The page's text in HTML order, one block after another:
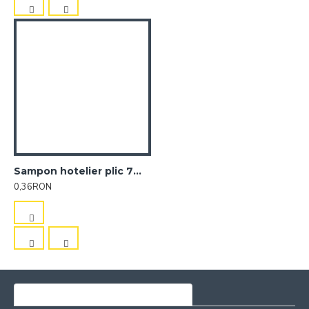
Sampon hotelier plic 7ml Sense
0,36RON